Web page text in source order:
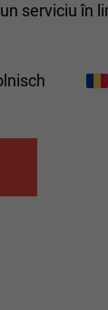
serviciu în